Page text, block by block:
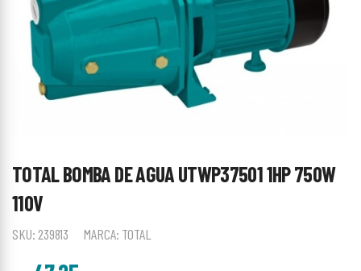
TOTAL BOMBA DE AGUA UTWP37501 1HP 750W
110V
SKU: 239813 MARCA: TOTAL